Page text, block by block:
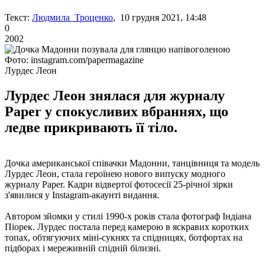
Текст: Людмила Троценко, 10 грудня 2021, 14:48
0
2002
Фото: instagram.com/papermagazine
Лурдес Леон
Лурдес Леон знялася для журналу
Paper у спокусливих вбраннях, що
ледве прикривають її тіло.
Дочка американської співачки Мадонни, танцівниця та модель
Лурдес Леон, стала героїнею нового випуску модного
журналу Paper. Кадри відвертої фотосесії 25-річної зірки
з'явилися у Instagram-акаунті видання.
Автором зйомки у стилі 1990-х років стала фотограф Індіана
Піорек. Лурдес постала перед камерою в яскравих коротких
топах, обтягуючих міні-сукнях та спідницях, ботфортах на
підборах і мереживній спідній білизні.